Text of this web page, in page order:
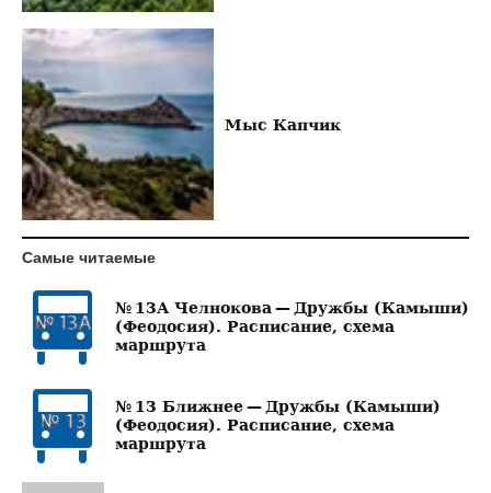
Мыс Капчик
Самые читаемые
№ 13А Челнокова — Дружбы (Камыши)
(Феодосия). Расписание, схема
маршрута
№ 13 Ближнее — Дружбы (Камыши)
(Феодосия). Расписание, схема
маршрута